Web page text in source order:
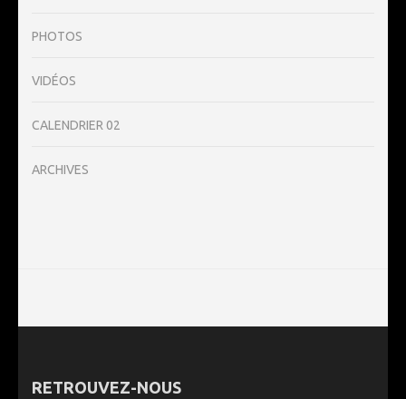
PHOTOS
VIDÉOS
CALENDRIER 02
ARCHIVES
RETROUVEZ-NOUS